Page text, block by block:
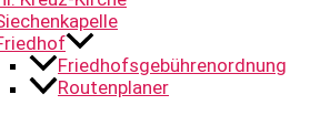
Friedhofsgebührenordnung
Routenplaner